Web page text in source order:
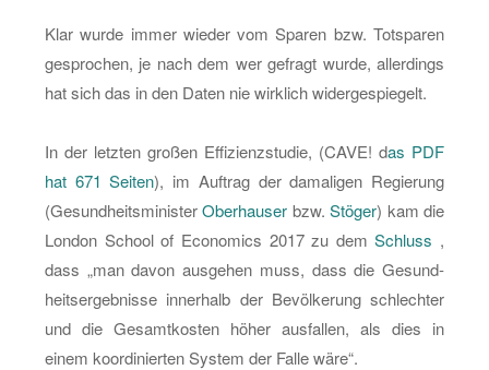
Klar wurde immer wie­der vom Spa­ren bzw. Totspa­ren
ge­spro­chen, je nach dem wer ge­fragt wurde, al­ler­dings
hat sich das in den Daten nie wirk­lich wi­der­ge­spie­gelt.
In der letz­ten gro­ßen Ef­fi­zi­enz­stu­die, (CAVE! das PDF
hat 671 Sei­ten), im Auf­trag der da­ma­li­gen Re­gie­rung
(Ge­sund­heits­mi­nis­terOber­hau­ser bzw.Stö­ger) kam die
Lon­don School of Eco­no­mics 2017 zu demSchluss ,
dass „man davon aus­ge­hen muss, dass die Ge­sund­
heits­er­geb­nis­se in­ner­halb der Be­völ­ke­rung schlech­ter
und die Ge­samt­kos­ten höher aus­fal­len, als dies in
einem ko­or­di­nier­ten Sys­tem der Falle wäre“.